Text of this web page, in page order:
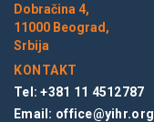
Dobračina 4,
11000 Beograd,
Srbija
KONTAKT
Tel: +381 11 4512787
Email: office@yihr.org